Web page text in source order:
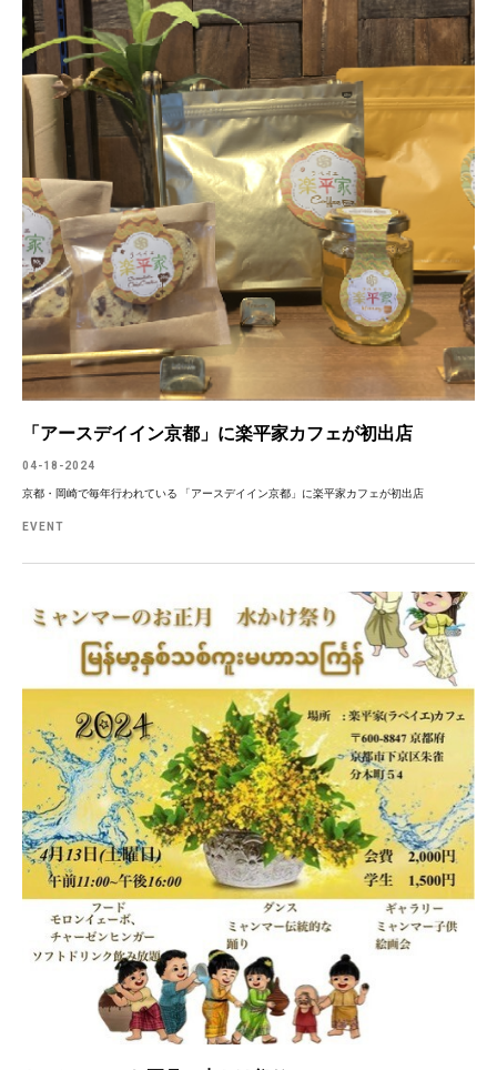
「アースデイイン京都」に楽平家カフェが初出店
04-18-2024
京都・岡崎で毎年行われている 「アースデイイン京都」に楽平家カフェが初出店
EVENT